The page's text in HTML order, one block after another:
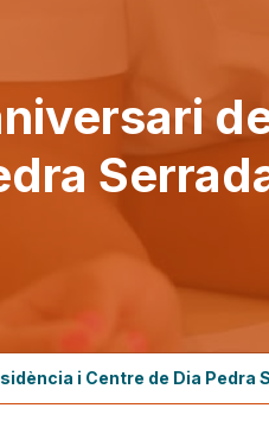
i Centre de Dia Pedra